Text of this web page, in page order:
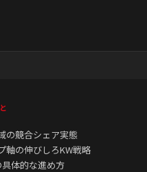
の競合シェア実態
軸の伸びしろKW戦略
体的な進め方